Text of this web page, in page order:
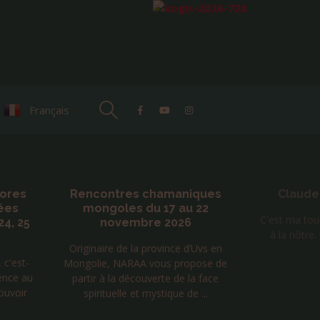
Français
25
c'est-
au
Rencontres chamaniques
mongoles du 17 au 22
novembre 2026
Originaire de la province d’Uvs en
Mongolie, NARAA vous propose de
partir à la découverte de la face
spirituelle et mystique de ...